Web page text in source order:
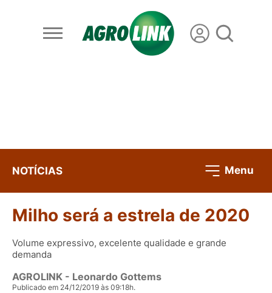
NOTÍCIAS Menu
Milho será a estrela de 2020
Volume expressivo, excelente qualidade e grande
demanda
AGROLINK - Leonardo Gottems
Publicado em 24/12/2019 às 09:18h.